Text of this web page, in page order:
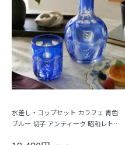
水差し・コップセット カラフェ 青色
ブルー 切子 アンティーク 昭和レトロ